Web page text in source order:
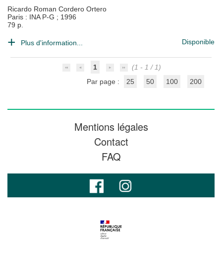
Ricardo Roman Cordero Ortero
Paris : INA P-G ; 1996
79 p.
Plus d'information... Disponible
1
(1 - 1 / 1)
Par page :
25 50 100 200
Mentions légales
Contact
FAQ